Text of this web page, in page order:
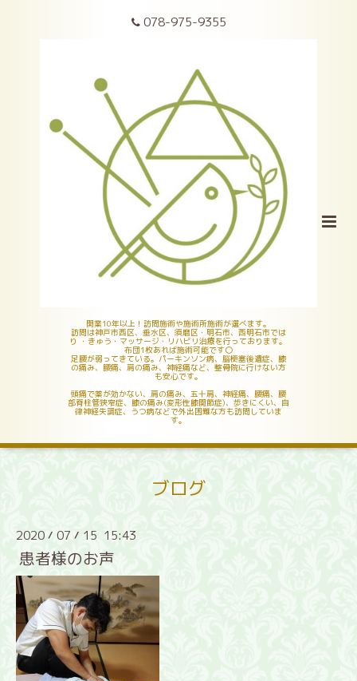
078-975-9355
開業10年以上！訪問施術や施術所施術が選べます。
訪問は神戸市西区、垂水区、須磨区・明石市、西明石市では
り ・きゅう・マッサージ・リハビリ治療を行っております。
布団1枚あれば施術可能です〇
足腰が弱ってきている。パーキンソン病、脳梗塞後遺症、膝
の痛み、腰痛、肩の痛み、神経痛など、整骨院に行けない方
も安心です。
頭痛で薬が効かない、肩の痛み、五十肩、神経痛、腰痛、腰
部脊柱管狭窄症、膝の痛み(変形性膝関節症)、歩きにくい、自
律神経失調症、うつ病などで外出困難な方も訪問していま
す。
ブログ
2020 / 07 / 15 15:43
患者様のお声